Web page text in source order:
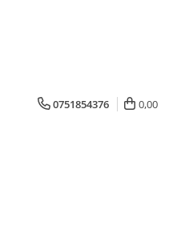
0751854376 0,00